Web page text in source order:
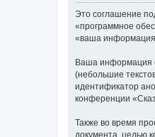
Это соглашение
«программное
«ваша
Ваша информация
(небольшие
идентификатор
конференции
Также во время
документа, целью